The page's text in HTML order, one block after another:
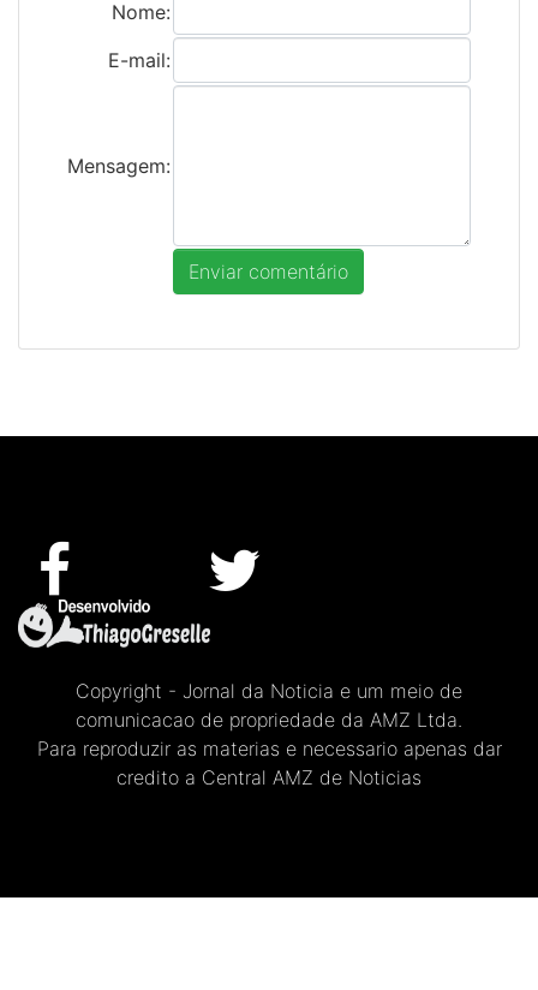
Nome:
E-mail:
Mensagem:
Copyright - Jornal da Noticia e um meio de
comunicacao de propriedade da AMZ Ltda.
Para reproduzir as materias e necessario apenas dar
credito a Central AMZ de Noticias